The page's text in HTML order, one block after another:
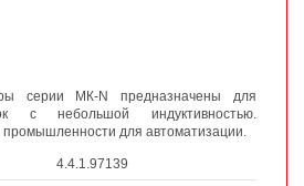
серии МК-N предназначены для
с небольшой индуктивностью.
для автоматизации.
4.4.1.97139